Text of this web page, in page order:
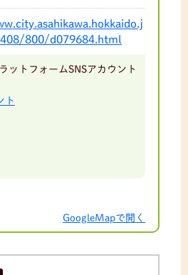
800/d079684.html
ットフォームSNSアカウント
ト
GoogleMapで開く